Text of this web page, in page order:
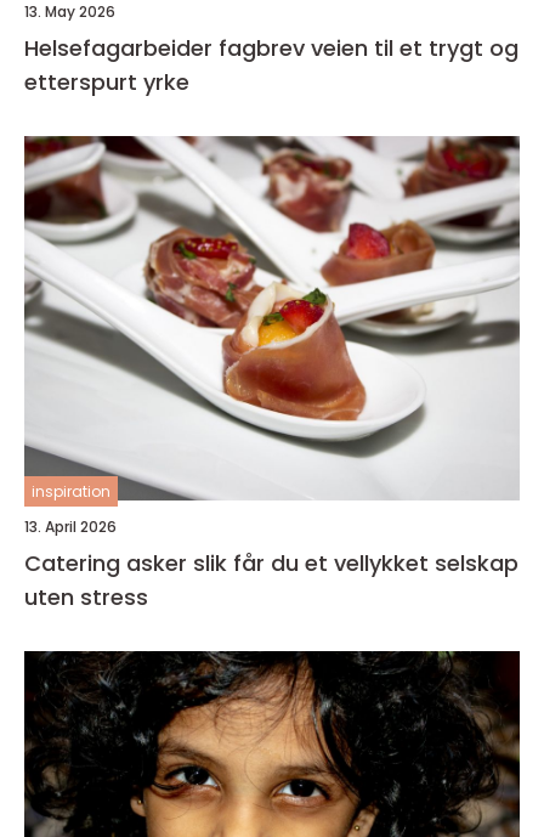
13. May 2026
Helsefagarbeider fagbrev veien til et trygt og
etterspurt yrke
inspiration
13. April 2026
Catering asker slik får du et vellykket selskap
uten stress